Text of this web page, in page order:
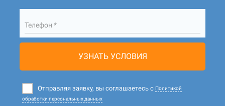
Телефон *
УЗНАТЬ УСЛОВИЯ
Отправляя заявку, вы соглашаетесь с Политикой
обработки персональных данных